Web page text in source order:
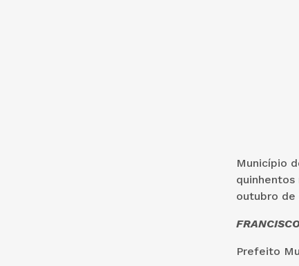
Município
outubro de
Prefeito